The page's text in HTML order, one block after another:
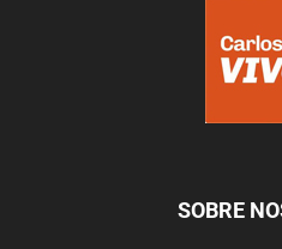
SOBRE